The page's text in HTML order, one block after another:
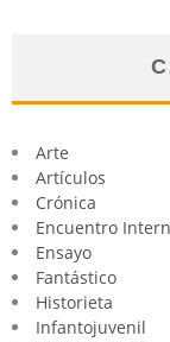
Arte
Artículos
Crónica
Encuentro
Ensayo
Fantástico
Historieta
Infantojuvenil